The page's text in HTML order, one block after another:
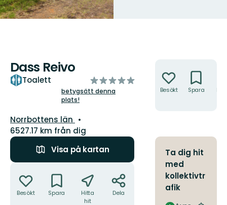
Dass Reivo
Toalett
av
5
betygsätt denna
plats!
Län:
Norrbottens län
6527.17 km från dig
Visa på kartan
Besökt Spara
Hitta
hit
Dela
Besökt Spara
Ta dig hit
med
kollektivtr
afik